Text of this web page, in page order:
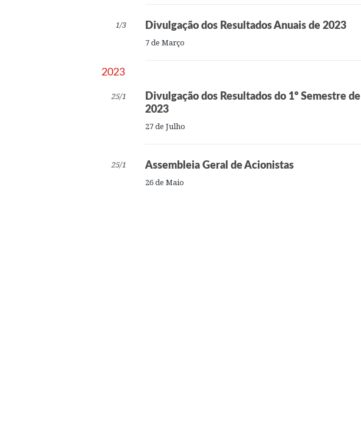
1/3
Divulgação dos Resultados Anuais de 2023
7 de Março
2023
25/1
Divulgação dos Resultados do 1º Semestre de
2023
27 de Julho
25/1
Assembleia Geral de Acionistas
26 de Maio